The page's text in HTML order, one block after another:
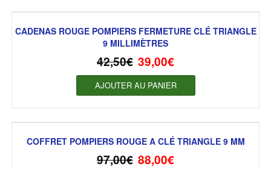
CADENAS ROUGE POMPIERS FERMETURE CLÉ TRIANGLE
9 MILLIMÈTRES
42,50€ 39,00€
AJOUTER AU PANIER
COFFRET POMPIERS ROUGE A CLÉ TRIANGLE 9 MM
97,00€ 88,00€